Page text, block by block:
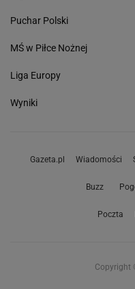
Puchar Polski
MŚ w Piłce Nożnej
Liga Europy
Wyniki
Gazeta.pl Wiadomości
Buzz
Poczta
Copyright